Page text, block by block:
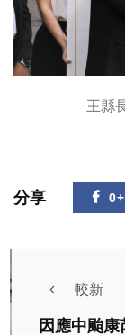
王縣
分享 0+
較新
因應中颱